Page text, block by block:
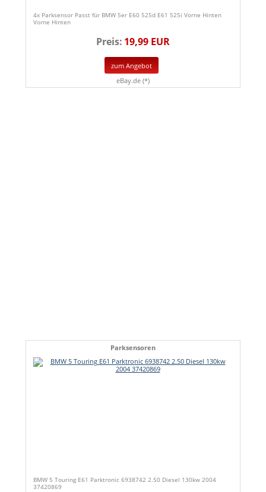
4x Parksensor Passt für BMW 5er E60 525d E61 525i Vorne Hinten
Vorne Hinten
Preis: 19,99 EUR
zum Angebot
eBay.de (*)
Parksensoren
BMW 5 Touring E61 Parktronic 6938742 2.50 Diesel 130kw 2004
37420869